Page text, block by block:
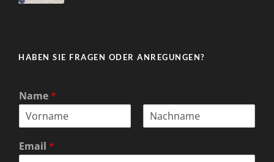
HABEN SIE FRAGEN ODER ANREGUNGEN?
Name*
o
rEmail *